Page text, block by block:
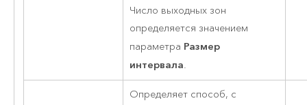
Число выходных зон
определяется значением
параметра Размер
интервала.
Определяет способ, с